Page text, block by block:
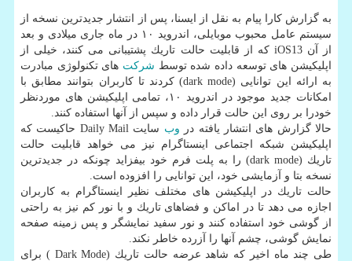
به گزارش كارا پیام به نقل از ایسنا، پس از انتشار جدیدترین نسخه از
سیستم عامل محبوب موبایلی، اندروید ۱۰ در ماه جاری میلادی و بعد
از آن iOS13 كه از قابلیت حالت تاریك پشتیبانی می كنند، خیلی از
اپلیكیشن های توسعه داده شده توسط شركت های تكنولوژی مبادرت
به ارائه این توانایی (dark mode) كردند تا كاربران بتوانند مطابق با
امكانات جدید موجود در اندروید ۱۰، تمامی اپلیكیشن های موردنظر
خودرا بر روی این حالت قرار داده و سپس از آنها استفاده كنند.
حالا گزارش های انتشار یافته در وب
سایت Daily Mail حاكیست كه
اپلیكیشن شبكه اجتماعی اینستاگرام نیز می خواهد قابلیت حالت
تاریك (dark mode) را به پلت فرم خود بیفزاید چونكه در جدیدترین
نسخه بتا و آزمایشی خود، این توانایی را افزوده است.
حالت تاریك در اپلیكیشن های مختلف نظیر اینستاگرام به كاربران
اجازه می دهد تا در اماكن و فضاهای تاریك و با نور كم نیز به راحتی
از گوشی خود استفاده كنند و نور سفید نمایشگر و پس زمینه صفحه
نمایش گوشی، چشم آنها را آزرده خاطر نكند.
طی چند ماه اخیر كه شاهد عرضه حالت تاریك (Dark Mode ) برای